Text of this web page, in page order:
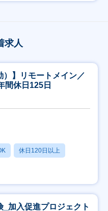
求人
）】リモートメイン／
間休日125日
休日120日以上
_加入促進プロジェクト